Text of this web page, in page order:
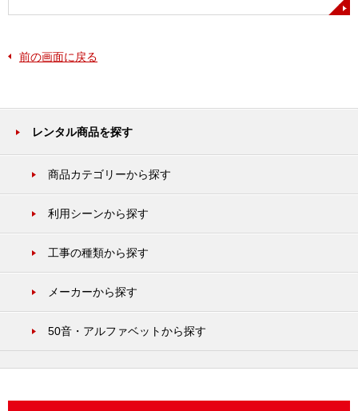
前の画面に戻る
レンタル商品を探す
商品カテゴリーから探す
利用シーンから探す
工事の種類から探す
メーカーから探す
50音・アルファベットから探す